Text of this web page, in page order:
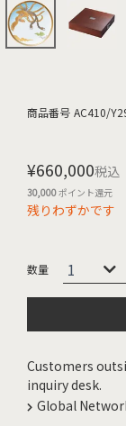
商品番号 AC410/
¥660,000税込
30,000ポイント還元
残りわずかです
Customers
inquiry desk.
Global